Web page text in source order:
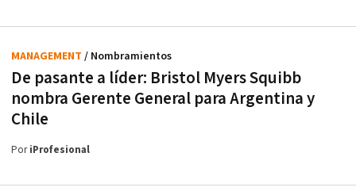
De pasante a líder: Bristol Myers Squibb
nombra Gerente General para Argentina y
Chile
MANAGEMENT / Nombramientos
PoriProfesional